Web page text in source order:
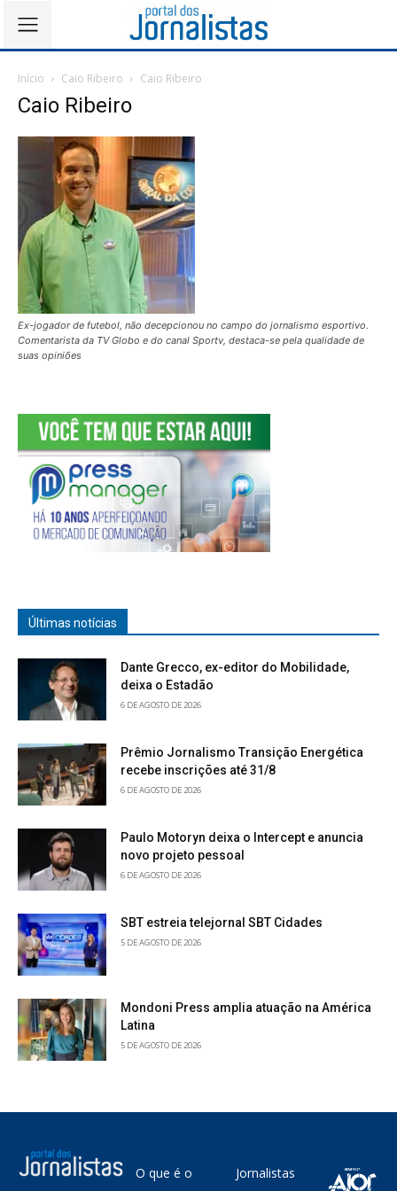
Início Caio Ribeiro Caio Ribeiro
Caio Ribeiro
Ex-jogador de futebol, não decepcionou no campo do jornalismo esportivo.
Comentarista da TV Globo e do canal Sportv, destaca-se pela qualidade de
suas opiniões
Últimas notícias
Dante Grecco, ex-editor do Mobilidade,
deixa o Estadão
6 DE AGOSTO DE 2026
Prêmio Jornalismo Transição Energética
recebe inscrições até 31/8
6 DE AGOSTO DE 2026
Paulo Motoryn deixa o Intercept e anuncia
novo projeto pessoal
6 DE AGOSTO DE 2026
SBT estreia telejornal SBT Cidades
5 DE AGOSTO DE 2026
Mondoni Press amplia atuação na América
Latina
5 DE AGOSTO DE 2026
O que é o Jornalistas